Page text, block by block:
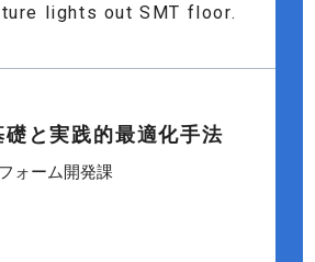
lights out SMT floor.
と実践的最適化手法
ォーム開発課